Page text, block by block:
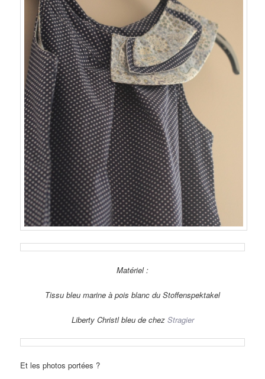
Matériel :
Tissu bleu marine à pois blanc du Stoffenspektakel
Liberty Christl bleu de chez Stragier
Et les photos portées ?